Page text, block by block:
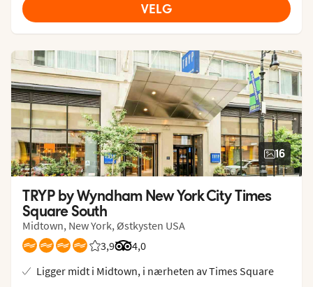
VELG
16
TRYP by Wyndham New York City Times
Square South
Midtown, New York, Østkysten USA
3,9
Vurdering fra Vings gjester: 3.857/5
4,0
Vurdering fra Tripadvisor: 4 of 5
Ligger midt i Midtown, i nærheten av Times Square